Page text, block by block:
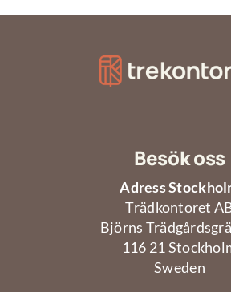
Besök oss
Adress
Trädkontoret
Björns
116 21
Sweden